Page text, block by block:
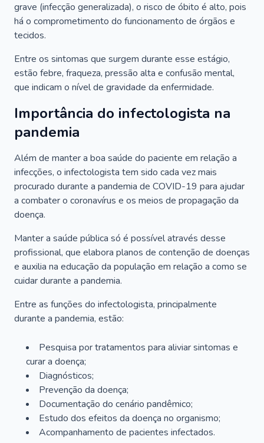
grave (infecção generalizada), o risco de óbito é alto, pois
há o comprometimento do funcionamento de órgãos e
tecidos.
Entre os sintomas que surgem durante esse estágio,
estão febre, fraqueza, pressão alta e confusão mental,
que indicam o nível de gravidade da enfermidade.
Importância do infectologista na
pandemia
Além de manter a boa saúde do paciente em relação a
infecções, o infectologista tem sido cada vez mais
procurado durante a pandemia de COVID-19 para ajudar
a combater o coronavírus e os meios de propagação da
doença.
Manter a saúde pública só é possível através desse
profissional, que elabora planos de contenção de doenças
e auxilia na educação da população em relação a como se
cuidar durante a pandemia.
Entre as funções do infectologista, principalmente
durante a pandemia, estão:
Pesquisa por tratamentos para aliviar sintomas e
curar a doença;
Diagnósticos;
Prevenção da doença;
Documentação do cenário pandêmico;
Estudo dos efeitos da doença no organismo;
Acompanhamento de pacientes infectados.